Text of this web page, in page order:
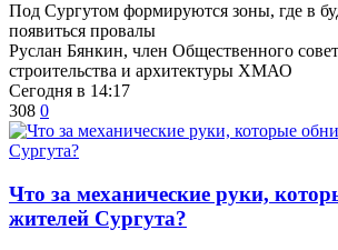
Под Сургутом формируются зоны, где в
появиться провалы
Руслан Бянкин, член Общественного
строительства и архитектуры ХМАО
Сегодня в 14:17
308 0
​Что за механические руки,
жителей Сургута?